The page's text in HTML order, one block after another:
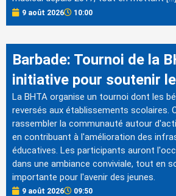
9 août 2026 10:00
Barbade: Tournoi de la
initiative pour soutenir
La BHTA organise un tournoi dont les
reversés aux établissements scolaires.
rassembler la communauté autour
en contribuant à l'amélioration des
éducatives. Les participants auront
dans une ambiance conviviale, tout en
importante pour l'avenir des jeunes.
9 août 2026 09:50